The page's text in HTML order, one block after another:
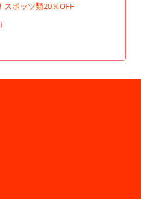
スポッツ類20％OFF